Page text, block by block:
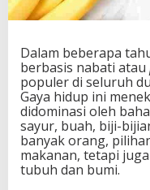
Dalam beberapa
berbasis nabati atau
populer di seluruh
Gaya hidup ini
didominasi oleh
sayur, buah, biji-
banyak orang,
makanan, tetapi
tubuh dan bumi.